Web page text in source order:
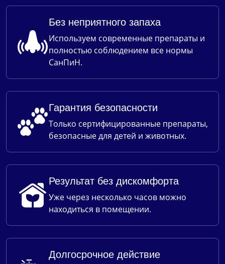
Без неприятного запаха
Используем современные препараты и
полностью соблюдением все нормы
СанПиН.
Гарантия безопасности
Только сертифицированные препараты,
безопасные для детей и животных.
Результат без дискомфорта
Уже через несколько часов можно
находиться в помещении.
Долгосрочное действие